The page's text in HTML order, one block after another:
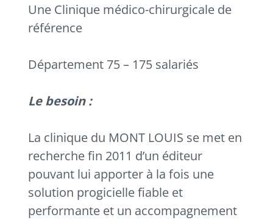
Une Clinique médico-chirurgicale de
référence
Département 75 – 175 salariés
Le besoin :
La clinique du MONT LOUIS se met en
recherche fin 2011 d’un éditeur
pouvant lui apporter à la fois une
solution progicielle fiable et
performante et un accompagnement